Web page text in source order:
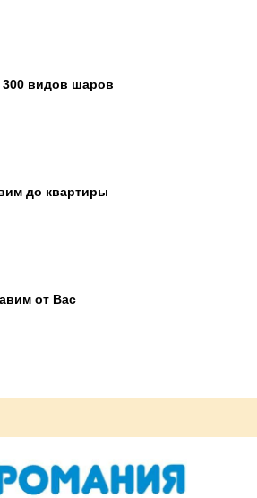
300 видов шаров
до квартиры
от Вас